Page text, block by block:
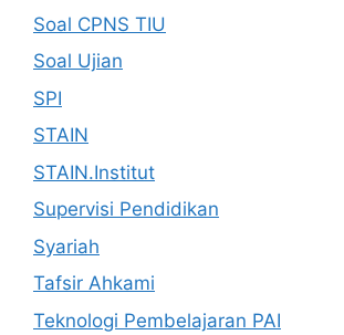
Soal CPNS TIU
Soal Ujian
SPI
STAIN
STAIN.Institut
Supervisi Pendidikan
Syariah
Tafsir Ahkami
Teknologi Pembelajaran PAI